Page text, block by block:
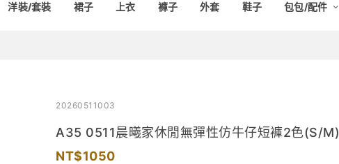
洋裝/套裝 裙子 上衣 褲子 外套 鞋子 包包/配件
20260511003
A35 0511晨曦家休閒無彈性仿牛仔短褲2色(S/M)
1050